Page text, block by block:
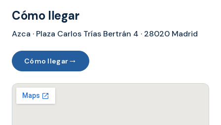
Cómo llegar
Azca · Plaza Carlos Trías Bertrán 4 · 28020 Madrid
Cómo llegar→